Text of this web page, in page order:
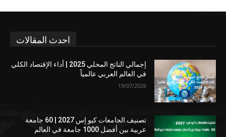
احدث المقالات
إجمالي الناتج المحلي 2025 | أداء الإقتصاد الكلي
في العالم العربي عالمياً
19/07/2026
تصنيف الجامعات كيو إس 2027 | 60 جامعة
عربية بين أفضل 1000 جامعة في العالم